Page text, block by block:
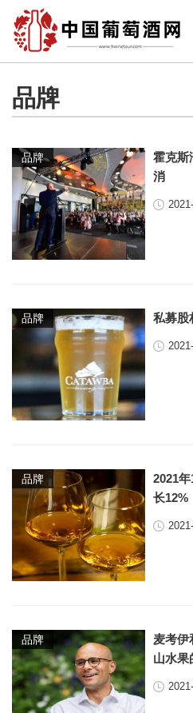
品牌
品牌
霍克斯
消
品牌 私募股
品牌
2021
长12%
品牌
麦考伊
山水果